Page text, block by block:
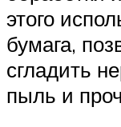
этого
бумага,
сгладить
пыль и